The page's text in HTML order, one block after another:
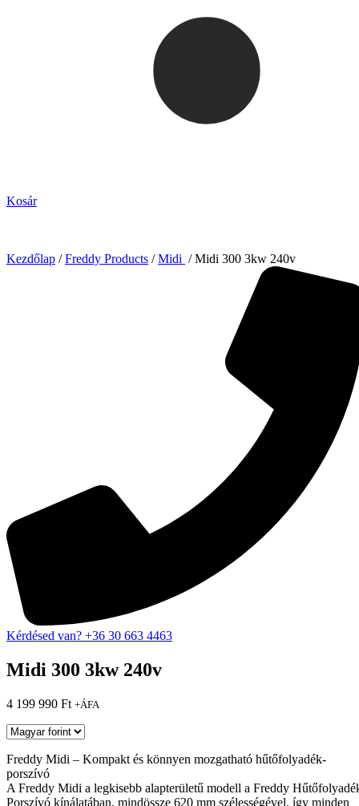
Kosár
Kezdőlap /Freddy Products /Midi / Midi 300 3kw 240v
Kérdésed van? +36 30 663 4463
Midi 300 3kw 240v
4 199 990 Ft +ÁFA
Freddy Midi – Kompakt és könnyen mozgatható hűtőfolyadék-
porszívó
A Freddy Midi a legkisebb alapterületű modell a Freddy
Porszívó kínálatában, mindössze 620 mm szélességével, így minden